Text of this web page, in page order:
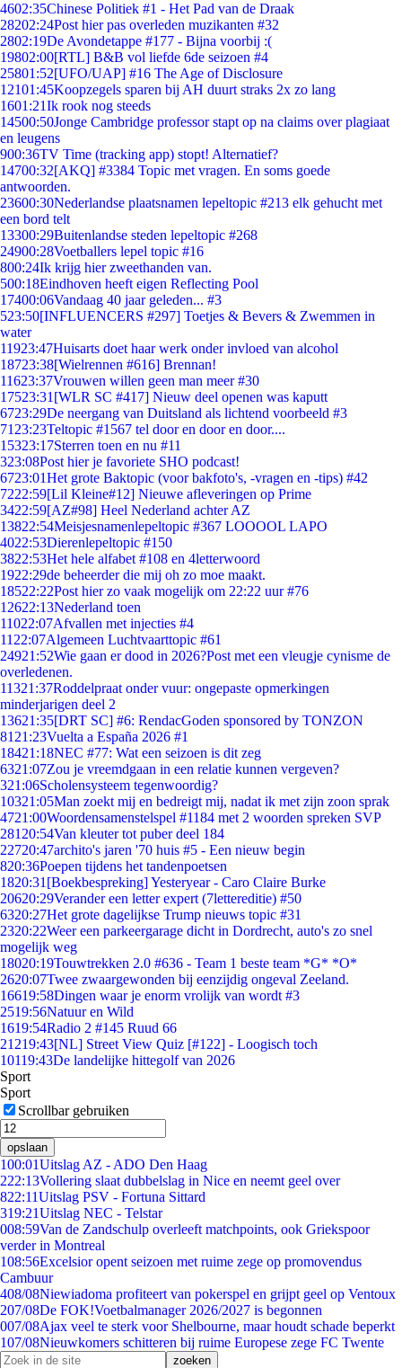
4602:35Chinese Politiek #1 - Het Pad van de Draak
28202:24Post hier pas overleden muzikanten #32
2802:19De Avondetappe #177 - Bijna voorbij :(
19802:00[RTL] B&B vol liefde 6de seizoen #4
25801:52[UFO/UAP] #16 The Age of Disclosure
12101:45Koopzegels sparen bij AH duurt straks 2x zo lang
1601:21Ik rook nog steeds
14500:50Jonge Cambridge professor stapt op na claims over plagiaat
en leugens
900:36TV Time (tracking app) stopt! Alternatief?
14700:32[AKQ] #3384 Topic met vragen. En soms goede
antwoorden.
23600:30Nederlandse plaatsnamen lepeltopic #213 elk gehucht met
een bord telt
13300:29Buitenlandse steden lepeltopic #268
24900:28Voetballers lepel topic #16
800:24Ik krijg hier zweethanden van.
500:18Eindhoven heeft eigen Reflecting Pool
17400:06Vandaag 40 jaar geleden... #3
523:50[INFLUENCERS #297] Toetjes & Bevers & Zwemmen in
water
11923:47Huisarts doet haar werk onder invloed van alcohol
18723:38[Wielrennen #616] Brennan!
11623:37Vrouwen willen geen man meer #30
17523:31 [WLR SC #417] Nieuw deel openen was kaputt
6723:29De neergang van Duitsland als lichtend voorbeeld #3
71 23:23Teltopic #1567 tel door en door en door....
15323:17Sterren toen en nu #11
323:08Post hier je favoriete SHO podcast!
6723:01Het grote Baktopic (voor bakfoto's, -vragen en -tips) #42
7222:59[Lil Kleine#12] Nieuwe afleveringen op Prime
3422:59[AZ#98] Heel Nederland achter AZ
13822:54Meisjesnamenlepeltopic #367 LOOOOL LAPO
4022:53Dierenlepeltopic #150
3822:53Het hele alfabet #108 en 4letterwoord
1922:29de beheerder die mij oh zo moe maakt.
18522:22Post hier zo vaak mogelijk om 22:22 uur #76
12622:13Nederland toen
11022:07Afvallen met injecties #4
11 22:07Algemeen Luchtvaarttopic #61
24921:52Wie gaan er dood in 2026?Post met een vleugje cynisme de
overledenen.
11321:37Roddelpraat onder vuur: ongepaste opmerkingen
minderjarigen deel 2
13621:35[DRT SC] #6: RendacGoden sponsored by TONZON
81 21:23Vuelta a España 2026 #1
18421:18NEC #77: Wat een seizoen is dit zeg
6321:07Zou je vreemdgaan in een relatie kunnen vergeven?
321:06Scholensysteem tegenwoordig?
10321:05Man zoekt mij en bedreigt mij, nadat ik met zijn zoon sprak
4721:00Woordensamenstelspel #1184 met 2 woorden spreken SVP
281 20:54Van kleuter tot puber deel 184
22720:47archito's jaren '70 huis #5 - Een nieuw begin
820:36Poepen tijdens het tandenpoetsen
1820:31 [Boekbespreking] Yesteryear - Caro Claire Burke
20620:29Verander een letter expert (7lettereditie) #50
6320:27Het grote dagelijkse Trump nieuws topic #31
2320:22Weer een parkeergarage dicht in Dordrecht, auto's zo snel
mogelijk weg
18020:19Touwtrekken 2.0 #636 - Team 1 beste team *G* *O*
2620:07Twee zwaargewonden bij eenzijdig ongeval Zeeland.
16619:58Dingen waar je enorm vrolijk van wordt #3
2519:56Natuur en Wild
1619:54Radio 2 #145 Ruud 66
21219:43[NL] Street View Quiz [#122] - Loogisch toch
10119:43De landelijke hittegolf van 2026
Sport
Sport
Scrollbar gebruiken
opslaan
100:01Uitslag AZ - ADO Den Haag
222:13Vollering slaat dubbelslag in Nice en neemt geel over
822:11Uitslag PSV - Fortuna Sittard
319:21Uitslag NEC - Telstar
008:59Van de Zandschulp overleeft matchpoints, ook Griekspoor
verder in Montreal
108:56Excelsior opent seizoen met ruime zege op promovendus
Cambuur
408/08Niewiadoma profiteert van pokerspel en grijpt geel op Ventoux
207/08De FOK!Voetbalmanager 2026/2027 is begonnen
007/08Ajax veel te sterk voor Shelbourne, maar houdt schade beperkt
107/08Nieuwkomers schitteren bij ruime Europese zege FC Twente